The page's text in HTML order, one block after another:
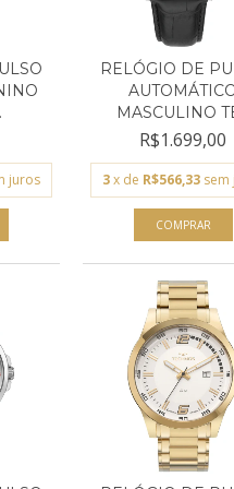
juros
RELÓGIO DE
MASCULINO
R$1.699,00
3x de R$566,33 sem